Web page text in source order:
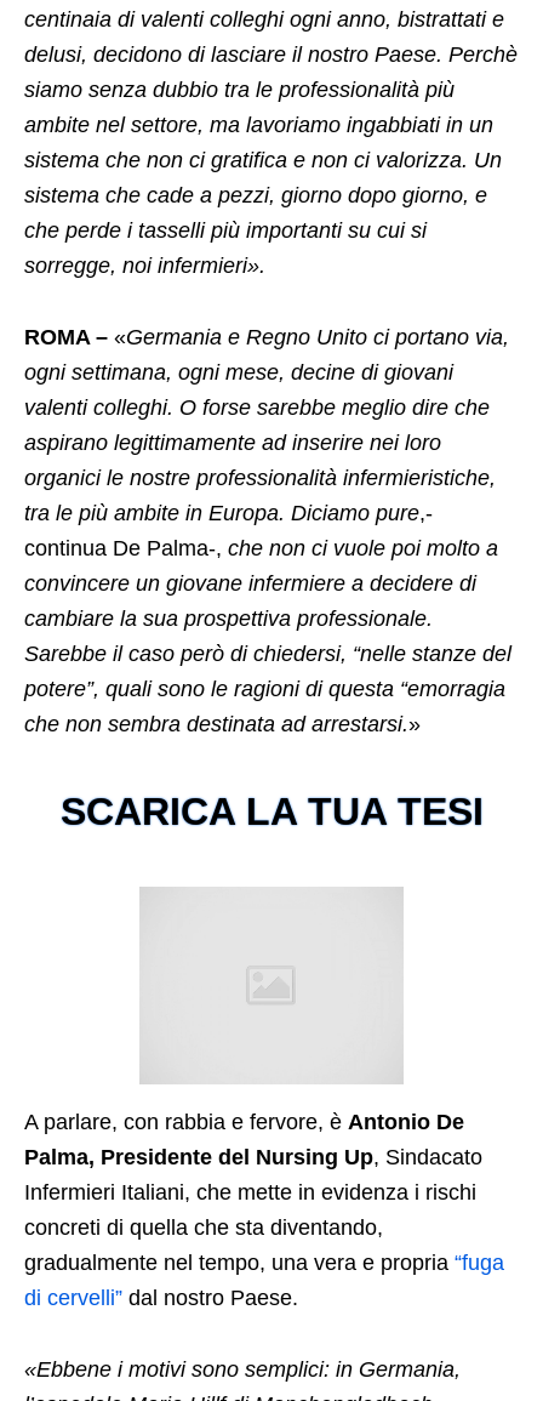
centinaia di valenti colleghi ogni anno, bistrattati e
delusi, decidono di lasciare il nostro Paese. Perchè
siamo senza dubbio tra le professionalità più
ambite nel settore, ma lavoriamo ingabbiati in un
sistema che non ci gratifica e non ci valorizza. Un
sistema che cade a pezzi, giorno dopo giorno, e
che perde i tasselli più importanti su cui si
sorregge, noi infermieri».
ROMA – «Germania e Regno Unito ci portano via,
ogni settimana, ogni mese, decine di giovani
valenti colleghi. O forse sarebbe meglio dire che
aspirano legittimamente ad inserire nei loro
organici le nostre professionalità infermieristiche,
tra le più ambite in Europa. Diciamo pure,-
continua De Palma-, che non ci vuole poi molto a
convincere un giovane infermiere a decidere di
cambiare la sua prospettiva professionale.
Sarebbe il caso però di chiedersi, “nelle stanze del
potere”, quali sono le ragioni di questa “emorragia
che non sembra destinata ad arrestarsi.»
SCARICA LA TUA TESI
A parlare, con rabbia e fervore, è Antonio De
Palma, Presidente del Nursing Up, Sindacato
Infermieri Italiani, che mette in evidenza i rischi
concreti di quella che sta diventando,
gradualmente nel tempo, una vera e propria “fuga
di cervelli” dal nostro Paese.
«Ebbene i motivi sono semplici: in Germania,